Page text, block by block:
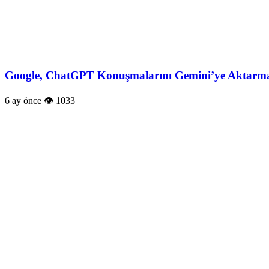
Google, ChatGPT Konuşmalarını Gemini’ye
6 ay önce 1033